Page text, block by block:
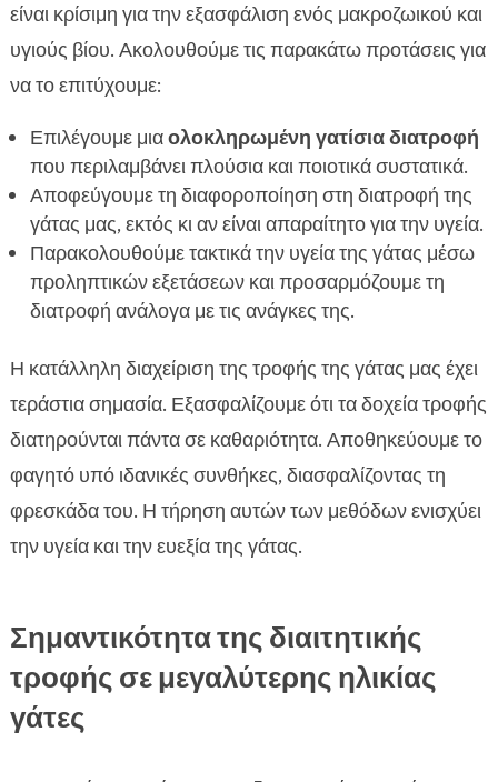
είναι κρίσιμη για την εξασφάλιση ενός μακροζωικού και
υγιούς βίου. Ακολουθούμε τις παρακάτω προτάσεις για
να το επιτύχουμε:
Επιλέγουμε μιαολοκληρωμένη γατίσια διατροφή
που περιλαμβάνει πλούσια και ποιοτικά συστατικά.
Αποφεύγουμε τη διαφοροποίηση στη διατροφή της
γάτας μας, εκτός κι αν είναι απαραίτητο για την υγεία.
Παρακολουθούμε τακτικά την υγεία της γάτας μέσω
προληπτικών εξετάσεων και προσαρμόζουμε τη
διατροφή ανάλογα με τις ανάγκες της.
Η κατάλληλη διαχείριση της τροφής της γάτας μας έχει
τεράστια σημασία. Εξασφαλίζουμε ότι τα δοχεία τροφής
διατηρούνται πάντα σε καθαριότητα. Αποθηκεύουμε το
φαγητό υπό ιδανικές συνθήκες, διασφαλίζοντας τη
φρεσκάδα του. Η τήρηση αυτών των μεθόδων ενισχύει
την υγεία και την ευεξία της γάτας.
Σημαντικότητα της διαιτητικής
τροφής σε μεγαλύτερης ηλικίας
γάτες